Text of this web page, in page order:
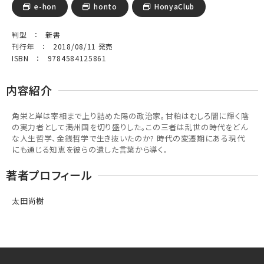
e-hon honto HonyaClub
判型 ： 新書
刊行年 ： 2018/08/11 発売
ISBN ： 9784584125861
内容紹介
角栄と岸は宰相まで上り詰めた陽の政治家。甘粕はむしろ闇に輝く陰
の実力者として満州国を切り盛りした。この三者は乱世の時代をどん
な人生哲学、金銭哲学で生き抜いたのか? 時代の変遷期にある現代
にも通じる知恵を彼らの遺した言葉から導く。
著者プロフィール
太田尚樹